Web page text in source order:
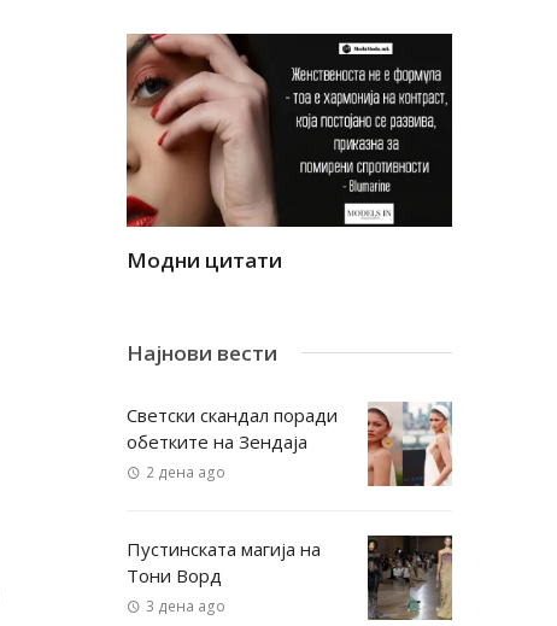
Модни цитати
Најнови вести
Светски скандал поради
обетките на Зендаја
2 дена ago
Пустинската магија на
Тони Ворд
3 дена ago